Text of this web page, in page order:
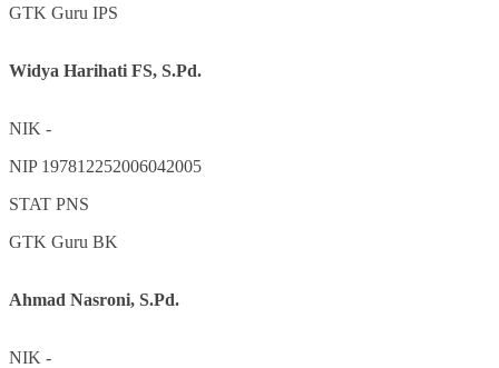
GTK Guru IPS
Widya Harihati FS, S.Pd.
NIK -
NIP 197812252006042005
STAT PNS
GTK Guru BK
Ahmad Nasroni, S.Pd.
NIK -